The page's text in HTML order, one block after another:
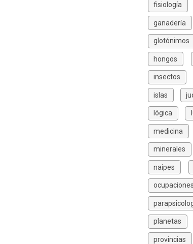
fisiología
ganadería
glotónimos
hongos
insectos
islas
lógica
medicina
minerales
naipes
ocupaciones
planetas
provincias